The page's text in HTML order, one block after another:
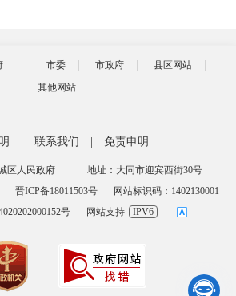

市委 市政府
县区网站
其他网站
| 联系我们 | 免责申明
区人民政府
地址：大同市迎宾西街30号
晋ICP备18011503号
网站标识码：1402130001
号
网站支持 IPV6